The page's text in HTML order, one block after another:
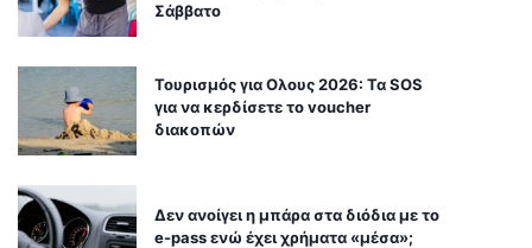
Σάββατο
Τουρισμός για Ολους 2026: Τα SOS
για να κερδίσετε το voucher
διακοπών
Δεν ανοίγει η μπάρα στα διόδια με το
e-pass ενώ έχει χρήματα «μέσα»;